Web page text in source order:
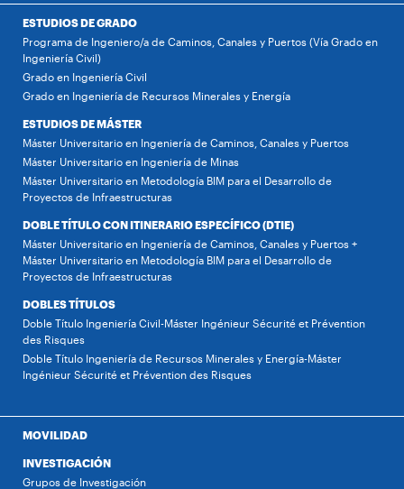
ESTUDIOS DE GRADO
Programa de Ingeniero/a de Caminos, Canales y Puertos (Vía Grado en
Ingeniería Civil)
Grado en Ingeniería Civil
Grado en Ingeniería de Recursos Minerales y Energía
ESTUDIOS DE MÁSTER
Máster Universitario en Ingeniería de Caminos, Canales y Puertos
Máster Universitario en Ingeniería de Minas
Máster Universitario en Metodología BIM para el Desarrollo de
Proyectos de Infraestructuras
DOBLE TÍTULO CON ITINERARIO ESPECÍFICO (DTIE)
Máster Universitario en Ingeniería de Caminos, Canales y Puertos +
Máster Universitario en Metodología BIM para el Desarrollo de
Proyectos de Infraestructuras
DOBLES TÍTULOS
Doble Título Ingeniería Civil-Máster Ingénieur Sécurité et Prévention
des Risques
Doble Título Ingeniería de Recursos Minerales y Energía-Máster
Ingénieur Sécurité et Prévention des Risques
MOVILIDAD
INVESTIGACIÓN
Grupos de Investigación